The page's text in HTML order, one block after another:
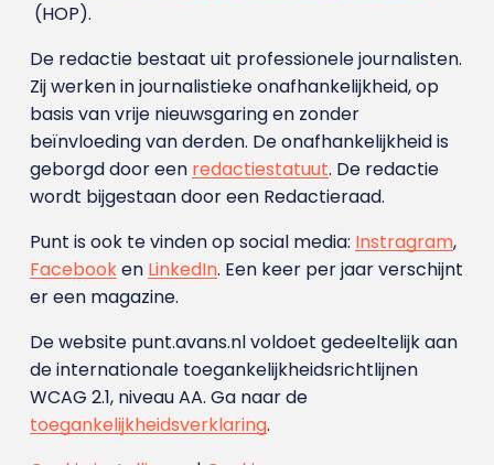
(HOP).
De redactie bestaat uit professionele journalisten.
Zij werken in journalistieke onafhankelijkheid, op
basis van vrije nieuwsgaring en zonder
beïnvloeding van derden. De onafhankelijkheid is
geborgd door een redactiestatuut. De redactie
wordt bijgestaan door een Redactieraad.
Punt is ook te vinden op social media: Instragram,
Facebooken LinkedIn. Een keer per jaar verschijnt
er een magazine.
De website punt.avans.nl voldoet gedeeltelijk aan
de internationale toegankelijkheidsrichtlijnen
WCAG 2.1, niveau AA. Ga naar de
toegankelijkheidsverklaring.